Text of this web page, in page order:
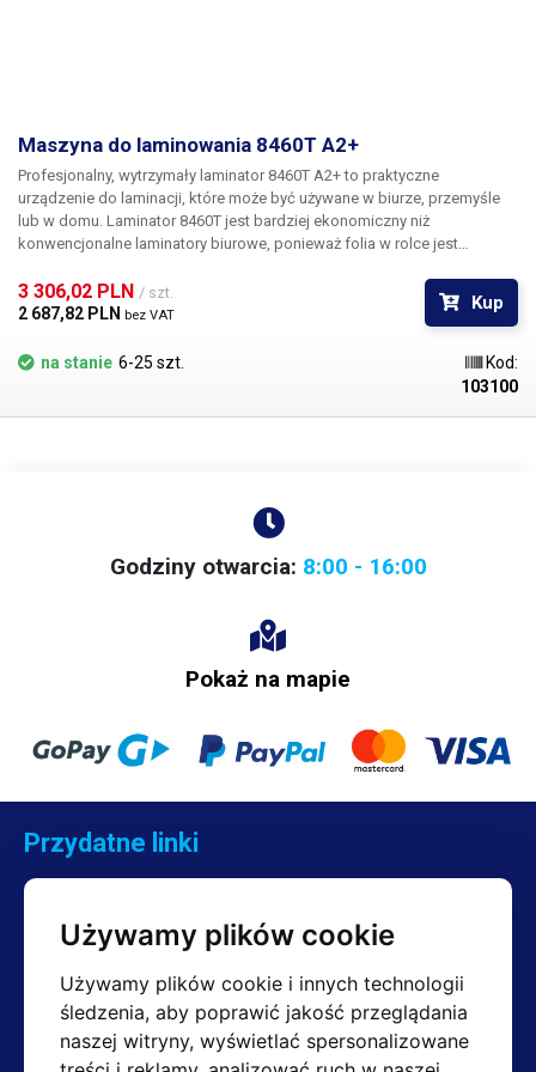
Używamy plików cookie
Używamy plików cookie i innych technologii
śledzenia, aby poprawić jakość przeglądania
naszej witryny, wyświetlać spersonalizowane
Maszyna do laminowania 8460T A2+
Profesjonalny, wytrzymały laminator 8460T A2+to praktyczne
urządzenie do laminacji, które może być używane w biurze, przemyśle
lub w domu. Laminator 8460T jest bardziej ekonomiczny niż
konwencjonalne laminatory biurowe, ponieważ folia w rolce jest
ma 4 rolki, z których 2 służą do podgrzewania folii do laminacji.
Temperaturę laminacji można ustawić w zakresie 0-180°C w zależności
od 0,16 do 2 mm!możesz laminować dwustronnie lub jednostronnie,
jeśli chcesz laminować dwustronnie, musisz kupić dwie folie (górną i
przed wilgocią czy innymi zanieczyszczeniami, dzięki laminatorowi
można łatwo i szybko stworzyć np. szyldy, artykuły edukacyjne dla
szkół, zalaminować zdjęcia itp.Laminator 8460T A2+ nie tnie folii i może
laminować dowolną długość papieru o maksymalnej szerokości 440
TUTAJ.
3 306,02 PLN / szt.
2 687,82 PLN bez VAT
Kup
na stanie 6-25 szt.
Kod:
103100
Godziny otwarcia: 8:00 - 16:00
Pokaż na mapie
Przydatne linki
Kontakt
Reklamacje
Regulamin
Zwroty